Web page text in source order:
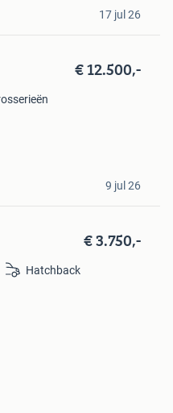
17 jul 26
€ 12.500,-
9 jul 26
€ 3.750,-
Hatchback